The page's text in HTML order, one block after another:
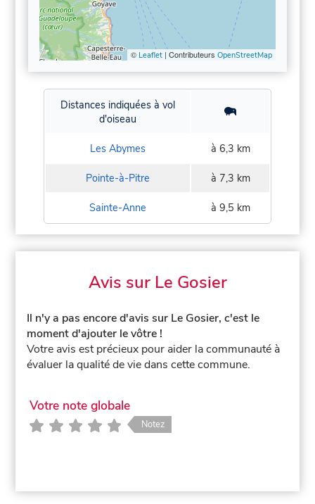
© Leaflet| Contributeurs OpenStreetMap
Distances indiquées à vol
d'oiseau
Les Abymes à 6,3 km
Pointe-à-Pitre à 7,3 km
Sainte-Anne à 9,5 km
Avis sur Le Gosier
Il n'y a pas encore d'avis sur Le Gosier, c'est le
moment d'ajouter le vôtre !
Votre avis est précieux pour aider la communauté à
évaluer la qualité de vie dans cette commune.
Votre note globale
Notez